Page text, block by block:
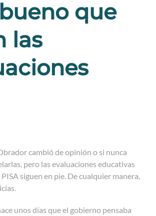
que
las
cambió de opinión o si nunca
pero las evaluaciones educativas
siguen en pie. De cualquier manera,
unos días que el gobierno pensaba